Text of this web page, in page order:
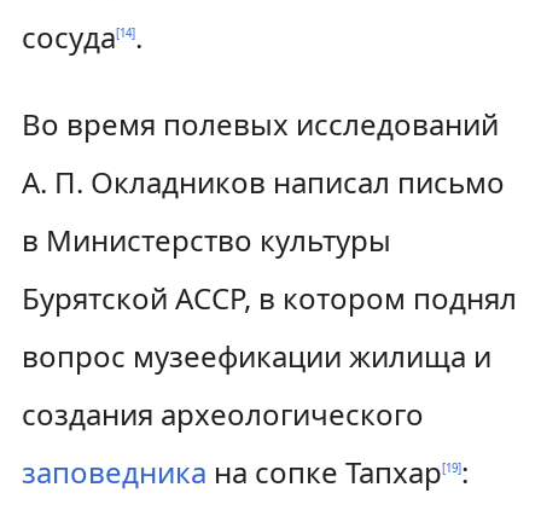
сосуда[14].
Во время полевых исследований
А. П. Окладников написал письмо
в Министерство культуры
Бурятской АССР, в котором поднял
вопрос музеефикации жилища и
создания археологического
заповедника на сопке Тапхар[19]: